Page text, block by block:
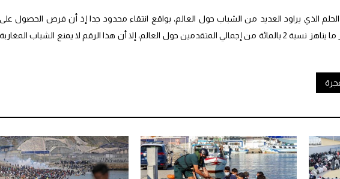
الذي يراود العديد من الشباب حول العالم، بواقع انتقاء محدود جدا إذ أن فرص الحصول على
“البطاقة الخضراء” لا تتجاوز ما يناهز نسبة 2 بالمائة من إجمالي المتقدمين حول العالم، إلا أن هذا الرقم لا يمنع الشباب المغاربة